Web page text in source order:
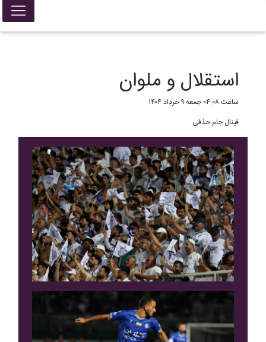
False{ return; }
استقلال و ملوان
ساعت ۰۴:۰۸ جمعه ۹ خرداد ۱۴۰۴
فینال جام حذفی